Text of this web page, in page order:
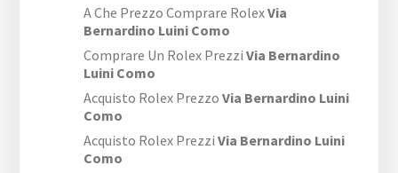
A Che Prezzo Comprare RolexVia
Bernardino Luini Como
Comprare Un Rolex Prezzi Via Bernardino
Luini Como
Acquisto Rolex Prezzo Via Bernardino Luini
Como
Acquisto Rolex Prezzi Via Bernardino Luini
Como